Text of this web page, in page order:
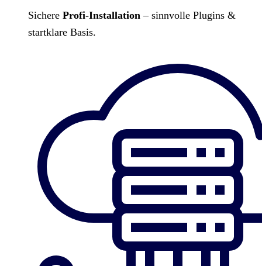
Sichere Profi-Installation – sinnvolle Plugins &
startklare Basis.